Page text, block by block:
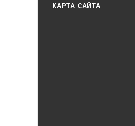
КАРТА САЙТА